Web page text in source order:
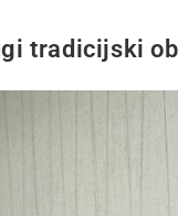
tradicijski